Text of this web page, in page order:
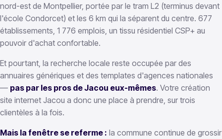
nord-est de Montpellier, portée par le tram L2 (terminus devant
l'école Condorcet) et les 6 km qui la séparent du centre. 677
établissements, 1 776 emplois, un tissu résidentiel CSP+ au
pouvoir d'achat confortable.
Et pourtant, la recherche locale reste occupée par des
annuaires génériques et des templates d'agences nationales
— pas par les pros de Jacou eux-mêmes. Votre création
site internet Jacou a donc une place à prendre, sur trois
clientèles à la fois.
Mais la fenêtre se referme : la commune continue de grossir